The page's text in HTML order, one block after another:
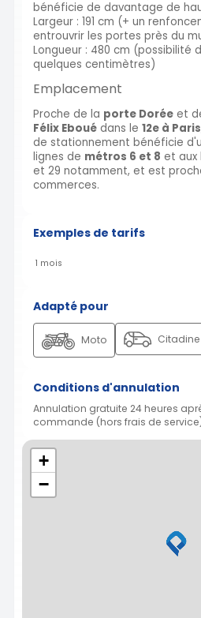
bénéficie de davantage de
Largeur : 191 cm (+ un
entrouvrir les portes près du
Longueur : 480 cm (possibilité
quelques centimètres)
Emplacement
Proche de la porte Dorée et
Félix Eboué dans le 12e à Paris
de stationnement bénéficie
lignes de métros 6 et 8 et aux
et 29 notamment, et est
commerces.
Exemples de tarifs
1 mois
Adapté pour
Moto Citadine
Conditions d'annulation
Annulation gratuite 24 heures
commande (hors frais de
+
−